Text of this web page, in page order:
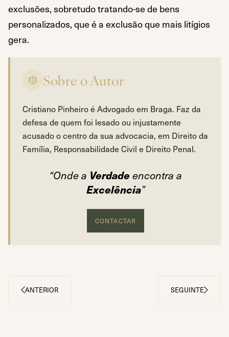
exclusões, sobretudo tratando-se de bens
personalizados, que é a exclusão que mais litígios
gera.
Nas compras à distância, o consumidor pode
O direito é de resolver o contrato e obter reembolso,
Nas compras em loja física, e não havendo defeito,
Não sendo o consumidor informado do direito de
O fornecedor deve reembolsar todos os
Estão excluídos do direito, entre outros, os bens
Sobre o Autor
Cristiano Pinheiro é Advogado em Braga. Faz da
defesa de quem foi lesado ou injustamente
acusado o centro da sua advocacia, em Direito da
Família, Responsabilidade Civil e Direito Penal.
“Onde a Verdadeencontra a
Excelência”
CONTACTAR
ANTERIOR SEGUINTE